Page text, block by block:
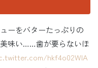
ーをバターたっぷりの
味い……歯が要らないほ
hkf4o02WlA